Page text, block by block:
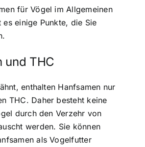
für Vögel im Allgemeinen
einige Punkte, die Sie
und THC
enthalten Hanfsamen nur
THC. Daher besteht keine
durch den Verzehr von
werden. Sie können
als Vogelfutter